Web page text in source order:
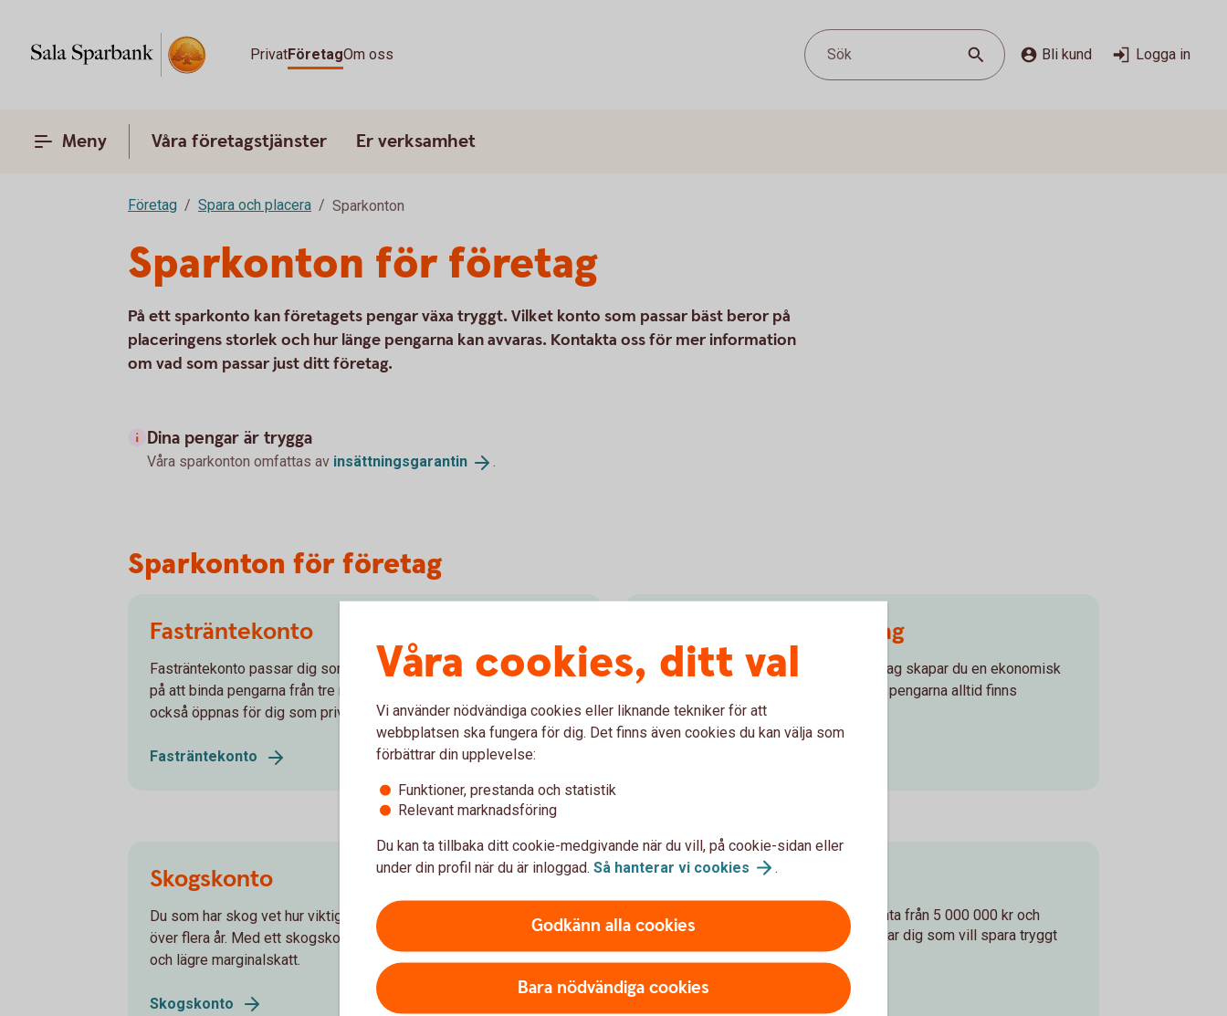
PrivatFöretagOm oss Sök Bli kund Logga in
Meny Våra företagstjänster Er verksamhet
Företag Spara och placera Sparkonton
Sparkonton för företag
På ett sparkonto kan företagets pengar växa tryggt. Vilket konto som passar bäst beror på
placeringens storlek och hur länge pengarna kan avvaras. Kontakta oss för mer information
om vad som passar just ditt företag.
Dina pengar är trygga
Våra sparkonton omfattas av insättningsgarantin .
Sparkonton för företag
Fasträntekonto
Fasträntekonto passar dig som vill spara med låg risk. Du kan välja
på att binda pengarna från tre månader upp till fem år. Kontot kan
också öppnas för dig som privatperson.
Fasträntekonto
Placeringskonto Företag
Fria uttag. Med Placeringskonto Företag skapar du en ekonomisk
buffert för ditt företag, samtidigt som pengarna alltid finns
tillgängliga.
Skogskonto
Du som har skog vet hur viktigt det är att kunna fördela inkomsten
över flera år. Med ett skogskonto får du både en jämnare inkomst
och lägre marginalskatt.
Skogskonto
Sparkapitalkonto Max
Sparkapitalkonto Max har en högre ränta från 5 000 000 kr och
dessutom med fria uttag. Kontot passar dig som vill spara tryggt
och långsiktigt.
Sparkapitalkonto
Våra cookies, ditt val
Vi använder nödvändiga cookies eller liknande tekniker för att
webbplatsen ska fungera för dig. Det finns även cookies du kan välja som
förbättrar din upplevelse:
Funktioner, prestanda och statistik
Relevant marknadsföring
Du kan ta tillbaka ditt cookie-medgivande när du vill, på cookie-sidan eller
under din profil när du är inloggad. Så hanterar vi cookies .
Godkänn alla cookies
Bara nödvändiga cookies